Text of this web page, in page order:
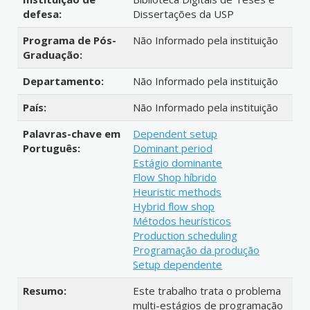
defesa:
Dissertações da USP
Programa de Pós-
Graduação:
Não Informado pela instituição
Departamento:
Não Informado pela instituição
País:
Não Informado pela instituição
Palavras-chave em
Português:
Dependent setup
Dominant period
Estágio dominante
Flow Shop híbrido
Heuristic methods
Hybrid flow shop
Métodos heurísticos
Production scheduling
Programação da produção
Setup dependente
Resumo:
Este trabalho trata o problema
multi-estágios de programação